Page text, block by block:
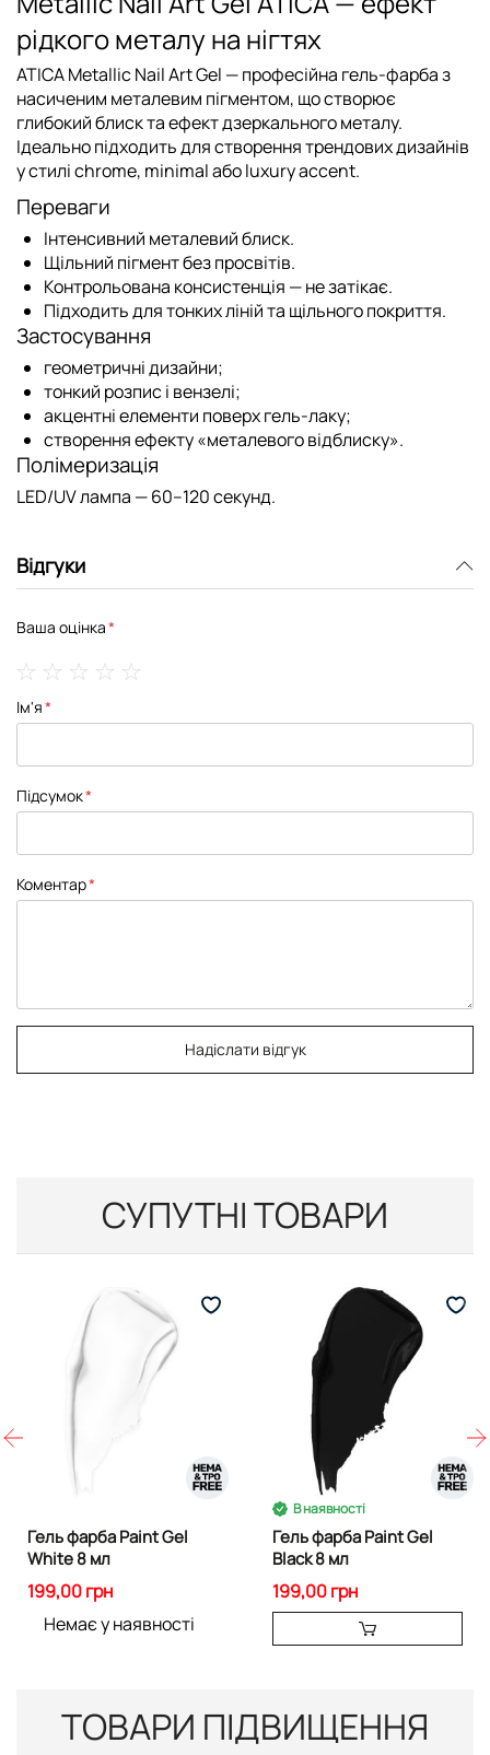
рідкого металу на нігтях
ATICA Metallic Nail Art Gel — професійна гель-фарба з
насиченим металевим пігментом, що створює
глибокий блиск та ефект дзеркального металу.
Ідеально підходить для створення трендових дизайнів
у стилі chrome, minimal або luxury accent.
Переваги
Інтенсивний металевий блиск.
Щільний пігмент без просвітів.
Контрольована консистенція — не затікає.
Підходить для тонких ліній та щільного покриття.
Застосування
геометричні дизайни;
тонкий розпис і вензелі;
акцентні елементи поверх гель-лаку;
створення ефекту «металевого відблиску».
Полімеризація
LED/UV лампа — 60–120 секунд.
Відгуки
Ваша оцінка
star
stars
stars
stars
stars
Ім'я
Підсумок
Коментар
Надіслати відгук
СУПУТНІ ТОВАРИ
Гель фарба Paint Gel
White 8 мл
199,00 грн
Немає у наявності
В наявності
Гель фарба Paint Gel
Black 8 мл
199,00 грн
ТОВАРИ ПІДВИЩЕННЯ